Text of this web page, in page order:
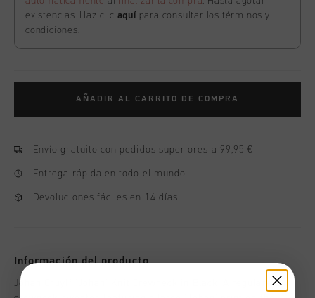
existencias. Haz clic aquí para consultar los términos y
condiciones.
AÑADIR AL CARRITO DE COMPRA
Envío gratuito con pedidos superiores a 99,95 €
Entrega rápida en todo el mundo
Devoluciones fáciles en 14 días
Información del producto
Johan Cruyff ‘Johan’ Knit Crewneck in Black. A regular-fit